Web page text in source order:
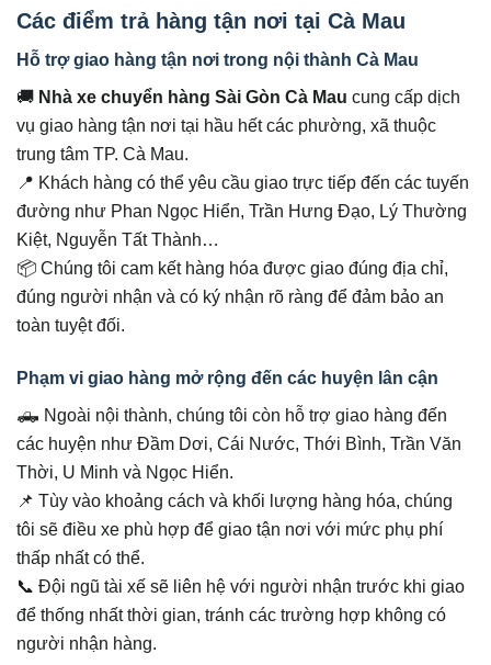
Các điểm trả hàng tận nơi tại Cà Mau
Hỗ trợ giao hàng tận nơi trong nội thành Cà Mau
🚚 Nhà xe chuyển hàng Sài Gòn Cà Mau cung cấp dịch
vụ giao hàng tận nơi tại hầu hết các phường, xã thuộc
trung tâm TP. Cà Mau.
📍 Khách hàng có thể yêu cầu giao trực tiếp đến các tuyến
đường như Phan Ngọc Hiển, Trần Hưng Đạo, Lý Thường
Kiệt, Nguyễn Tất Thành…
📦 Chúng tôi cam kết hàng hóa được giao đúng địa chỉ,
đúng người nhận và có ký nhận rõ ràng để đảm bảo an
toàn tuyệt đối.
Phạm vi giao hàng mở rộng đến các huyện lân cận
🛻 Ngoài nội thành, chúng tôi còn hỗ trợ giao hàng đến
các huyện như Đầm Dơi, Cái Nước, Thới Bình, Trần Văn
Thời, U Minh và Ngọc Hiển.
📌 Tùy vào khoảng cách và khối lượng hàng hóa, chúng
tôi sẽ điều xe phù hợp để giao tận nơi với mức phụ phí
thấp nhất có thể.
📞 Đội ngũ tài xế sẽ liên hệ với người nhận trước khi giao
để thống nhất thời gian, tránh các trường hợp không có
người nhận hàng.